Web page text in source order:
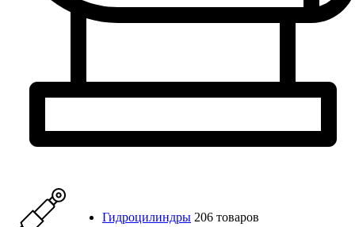
Гидроцилиндры 206 товаров